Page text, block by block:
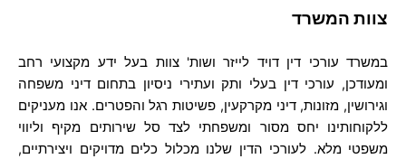
צוות המשרד
במשרד עורכי דין דויד לייזר ושות' צוות בעל ידע מקצועי רחב
ומעודכן, עורכי דין בעלי ותק ועתירי ניסיון בתחום דיני משפחה
וגירושין, מזונות, דיני מקרקעין, פשיטות רגל והפטרים. אנו מעניקים
ללקוחותינו יחס מסור ומשפחתי לצד סל שירותים מקיף וליווי
משפטי מלא. לעורכי הדין שלנו מכלול כלים מדויקים ויצירתיים,